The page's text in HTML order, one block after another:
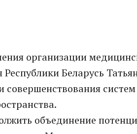
организации
Беларусь
объединение